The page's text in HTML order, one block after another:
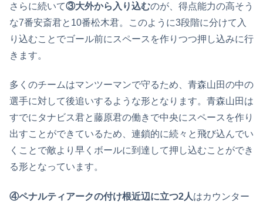
さらに続いて③大外から入り込むのが、得点能力の高そう
な7番安斎君と10番松木君。このように3段階に分けて入
り込むことでゴール前にスペースを作りつつ押し込みに行
きます。
多くのチームはマンツーマンで守るため、青森山田の中の
選手に対して後追いするような形となります。青森山田は
すでにタナビス君と藤原君の働きで中央にスペースを作り
出すことができているため、連鎖的に続々と飛び込んでい
くことで敵より早くボールに到達して押し込むことができ
る形となっています。
④ペナルティアークの付け根近辺に立つ2人はカウンター